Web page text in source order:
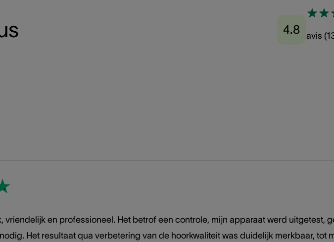
4.8 avis (
vriendelijk en professioneel. Het betrof een controle, mijn apparaat werd uitgetest,
Het resultaat qua verbetering van de hoorkwaliteit was duidelijk merkbaar, tot